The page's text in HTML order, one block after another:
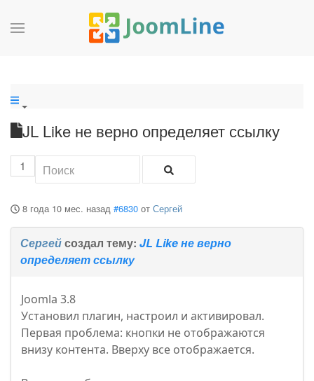
JL Like не верно определяет ссылку
1
8 года 10 мес. назад #6830 от Сергей
Сергейсоздал тему: JL Like не верно
определяет ссылку
Joomla 3.8
Установил плагин, настроил и активировал.
Первая проблема: кнопки не отображаются
внизу контента. Вверху все отображается.